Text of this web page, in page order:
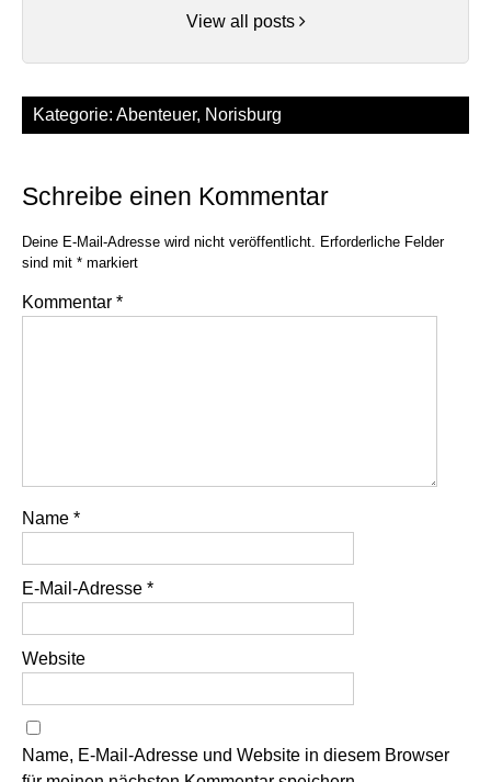
View all posts
Kategorie: Abenteuer, Norisburg
Schreibe einen Kommentar
Deine E-Mail-Adresse wird nicht veröffentlicht. Erforderliche Felder
sind mit * markiert
Kommentar *
Name *
E-Mail-Adresse *
Website
Name, E-Mail-Adresse und Website in diesem Browser